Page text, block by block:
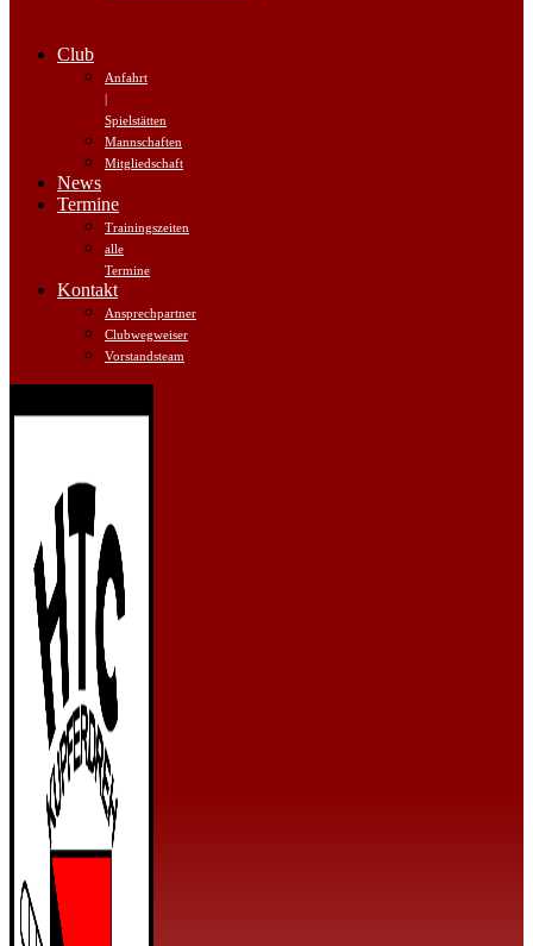
Club
Anfahrt
|
Spielstätten
Mannschaften
Mitgliedschaft
News
Termine
Trainingszeiten
alle
Termine
Kontakt
Ansprechpartner
Clubwegweiser
Vorstandsteam